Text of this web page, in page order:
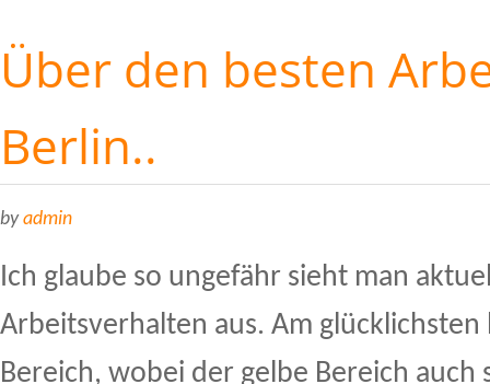
Über den besten
Berlin..
byadmin
Ich glaube so ungefähr sieht man
Arbeitsverhalten aus. Am
Bereich, wobei der gelbe Bereich auch